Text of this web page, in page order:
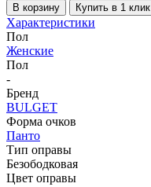
В корзину Купить в 1 клик
Характеристики
Пол
Женские
Пол
-
Бренд
BULGET
Форма очков
Панто
Тип оправы
Безободковая
Цвет оправы